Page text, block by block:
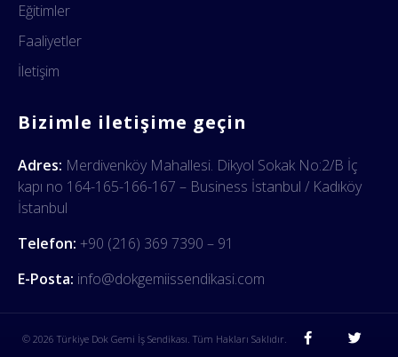
Eğitimler
Faaliyetler
İletişim
Bizimle iletişime geçin
Adres: Merdivenköy Mahallesi. Dikyol Sokak No:2/B İç
kapı no 164-165-166-167 – Business İstanbul / Kadıköy
İstanbul
Telefon: +90 (216) 369 7390 – 91
E-Posta: info@dokgemiissendikasi.com
© 2026 Türkiye Dok Gemi İş Sendikası. Tüm Hakları Saklıdır.